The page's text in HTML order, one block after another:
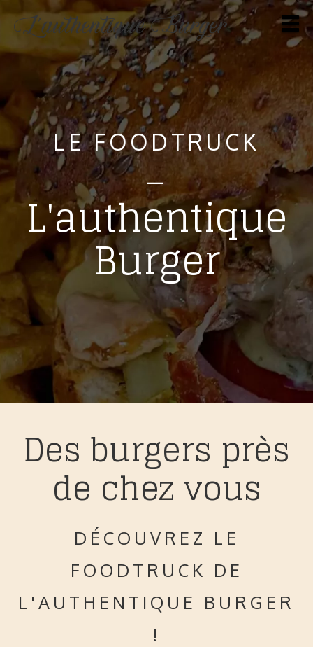
LE FOODTRUCK
—
L'authentique
Burger
Des burgers près
de chez vous
DÉCOUVREZ LE
FOODTRUCK DE
L'AUTHENTIQUE BURGER
!